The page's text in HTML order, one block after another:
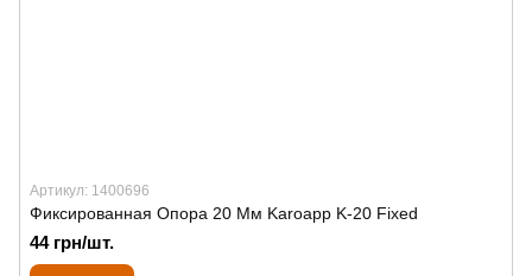
Артикул: 1400696
Фиксированная Опора 20 Мм Karoapp K-20 Fixed
44 грн/шт.